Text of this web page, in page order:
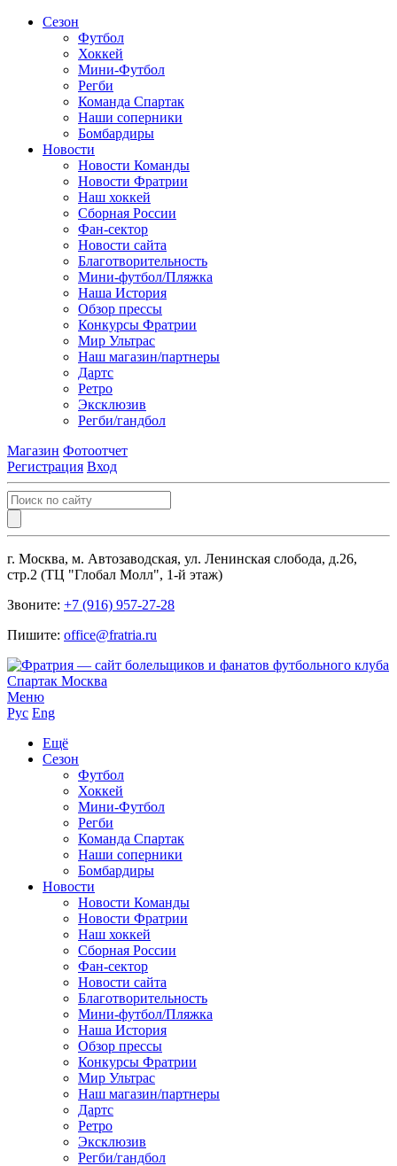
Сезон
Футбол
Хоккей
Мини-Футбол
Регби
Команда Спартак
Наши соперники
Бомбардиры
Новости
Новости Команды
Новости Фратрии
Наш хоккей
Сборная России
Фан-cектор
Новости сайта
Благотворительность
Мини-футбол/Пляжка
Наша История
Обзор прессы
Конкурсы Фратрии
Мир Ультрас
Наш магазин/партнеры
Дартс
Ретро
Эксклюзив
Регби/гандбол
Магазин Фотоотчет
Регистрация Вход
г. Москва, м. Автозаводская, ул. Ленинская слобода, д.26,
стр.2 (ТЦ "Глобал Молл", 1-й этаж)
Звоните: +7 (916) 957-27-28
Пишите: office@fratria.ru
Меню
Рус Eng
Ещё
Сезон
Футбол
Хоккей
Мини-Футбол
Регби
Команда Спартак
Наши соперники
Бомбардиры
Новости
Новости Команды
Новости Фратрии
Наш хоккей
Сборная России
Фан-cектор
Новости сайта
Благотворительность
Мини-футбол/Пляжка
Наша История
Обзор прессы
Конкурсы Фратрии
Мир Ультрас
Наш магазин/партнеры
Дартс
Ретро
Эксклюзив
Регби/гандбол